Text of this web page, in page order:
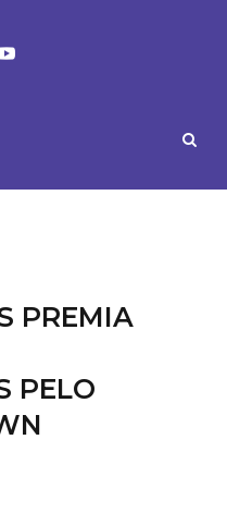
PREMIA
PELO